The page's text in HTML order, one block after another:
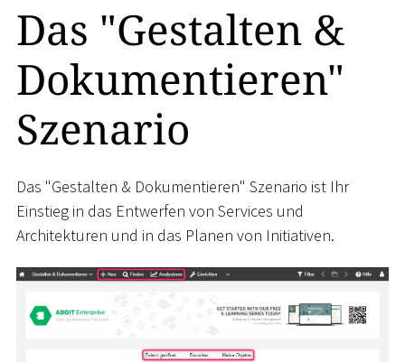
Das "Gestalten &
Dokumentieren"
Szenario
Das "Gestalten & Dokumentieren" Szenario ist Ihr
Einstieg in das Entwerfen von Services und
Architekturen und in das Planen von Initiativen.